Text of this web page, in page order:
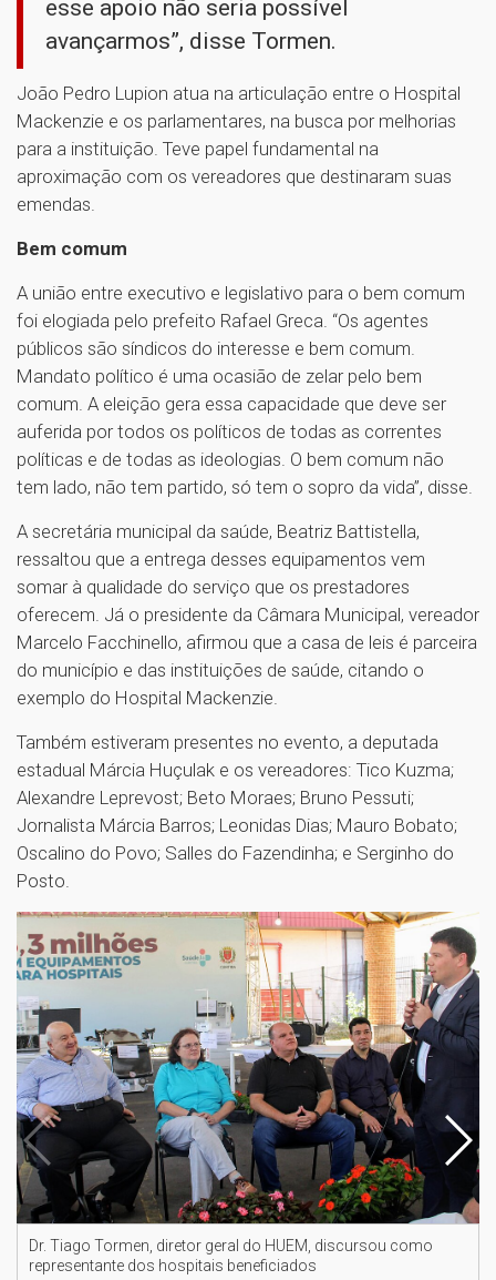
esse apoio não seria possível
avançarmos”, disse Tormen.
João Pedro Lupion atua na articulação entre o Hospital
Mackenzie e os parlamentares, na busca por melhorias
para a instituição. Teve papel fundamental na
aproximação com os vereadores que destinaram suas
emendas.
Bem comum
A união entre executivo e legislativo para o bem comum
foi elogiada pelo prefeito Rafael Greca. “Os agentes
públicos são síndicos do interesse e bem comum.
Mandato político é uma ocasião de zelar pelo bem
comum. A eleição gera essa capacidade que deve ser
auferida por todos os políticos de todas as correntes
políticas e de todas as ideologias. O bem comum não
tem lado, não tem partido, só tem o sopro da vida”, disse.
A secretária municipal da saúde, Beatriz Battistella,
ressaltou que a entrega desses equipamentos vem
somar à qualidade do serviço que os prestadores
oferecem. Já o presidente da Câmara Municipal, vereador
Marcelo Facchinello, afirmou que a casa de leis é parceira
do município e das instituições de saúde, citando o
exemplo do Hospital Mackenzie.
Também estiveram presentes no evento, a deputada
estadual Márcia Huçulak e os vereadores: Tico Kuzma;
Alexandre Leprevost; Beto Moraes; Bruno Pessuti;
Jornalista Márcia Barros; Leonidas Dias; Mauro Bobato;
Oscalino do Povo; Salles do Fazendinha; e Serginho do
Posto.
Dr. Tiago Tormen, diretor geral do HUEM, discursou como
representante dos hospitais beneficiados